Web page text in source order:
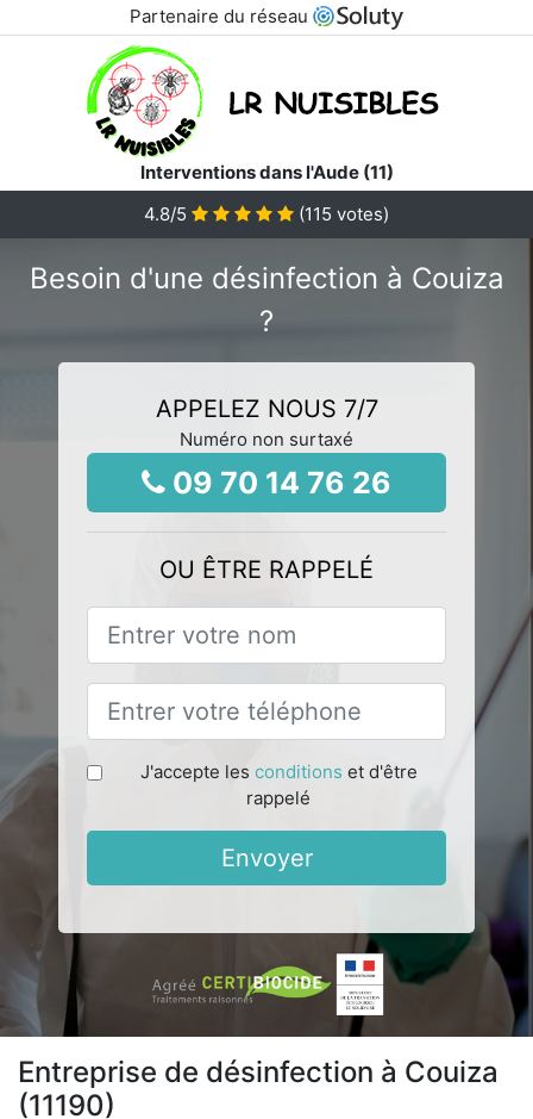
Partenaire du réseau
Interventions dans l'Aude (11)
4.8/5 (115 votes)
Besoin d'une désinfection à Couiza
?
APPELEZ NOUS 7/7
Numéro non surtaxé
09 70 14 76 26
OU ÊTRE RAPPELÉ
J'accepte les conditions et d'être
rappelé
Envoyer
Entreprise de désinfection à Couiza
(11190)